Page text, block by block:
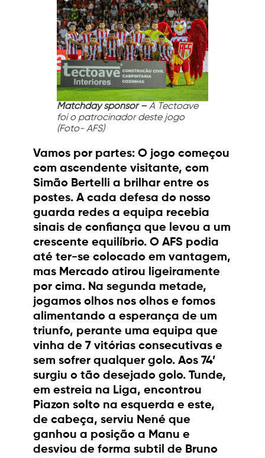
Matchday sponsor –A Tectoave
foi o patrocinador deste jogo
(Foto- AFS)
Vamos por partes: O jogo começou
com ascendente visitante, com
Simão Bertelli a brilhar entre os
postes. A cada defesa do nosso
guarda redes a equipa recebia
sinais de confiança que levou a um
crescente equilíbrio. O AFS podia
até ter-se colocado em vantagem,
mas Mercado atirou ligeiramente
por cima. Na segunda metade,
jogamos olhos nos olhos e fomos
alimentando a esperança de um
triunfo, perante uma equipa que
vinha de 7 vitórias consecutivas e
sem sofrer qualquer golo. Aos 74’
surgiu o tão desejado golo. Tunde,
em estreia na Liga, encontrou
Piazon solto na esquerda e este,
de cabeça, serviu Nené que
ganhou a posição a Manu e
desviou de forma subtil de Bruno